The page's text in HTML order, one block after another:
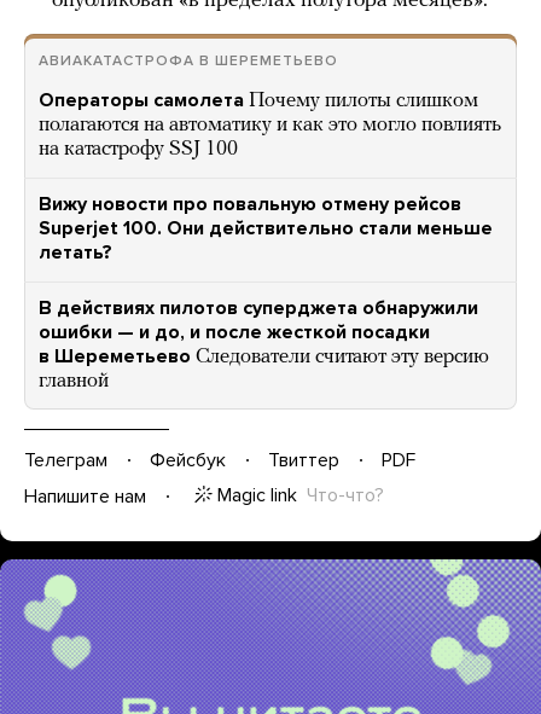
АВИАКАТАСТРОФА В ШЕРЕМЕТЬЕВО
Операторы самолета Почему пилоты слишком
полагаются на автоматику и как это могло повлиять
на катастрофу SSJ 100
Вижу новости про повальную отмену рейсов
Superjet 100. Они действительно стали меньше
летать?
В действиях пилотов суперджета обнаружили
ошибки — и до, и после жесткой посадки
в Шереметьево Следователи считают эту версию
главной
Телеграм Фейсбук Твиттер
PDF
Напишите нам
Magic link Что-что?